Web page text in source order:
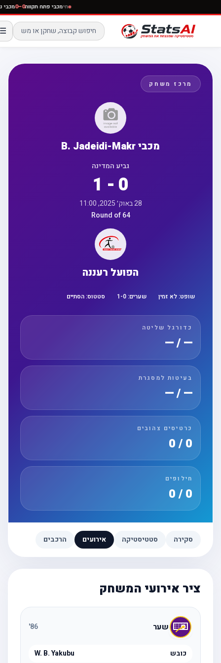
חימכבי פתח תקווה0–0 מכבי
☰
מרכז משחק
מכבי B. Jadeidi-Makr
גביע המדינה
1 - 0
28 באוק׳ 2025, 11:00
Round of 64
הפועל רעננה
שופט:לא זמין שערים: 1 -0 סטטוס:הסתיים
כדורגל שליטה
— / —
בעיטות למסגרת
— / —
כרטיסים צהובים
חילופים
סקירה סטטיסטיקה אירועים הרכבים
ציר אירועי המשחק
שער 86
'
כובש W. B. Yakubu